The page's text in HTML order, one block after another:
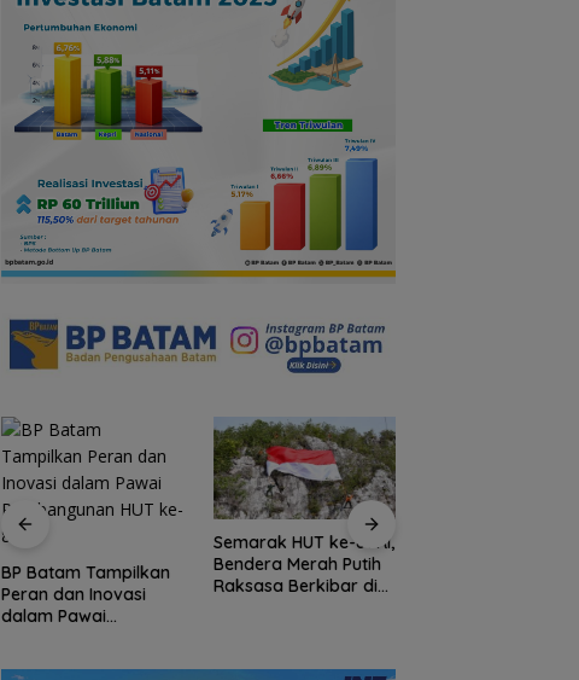
Semarak HUT ke-81 RI,
Bendera Merah Putih
Raksasa Berkibar di
Pulau Sahi Natuna
WNI Bermasalah di
Malaysia, KSATRIA
KJRI Johor Bahru Jadi